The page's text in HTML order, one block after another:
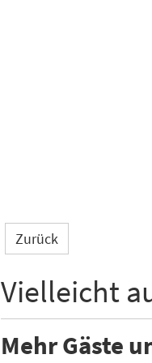
Zurück
Vielleicht
Mehr Gäste